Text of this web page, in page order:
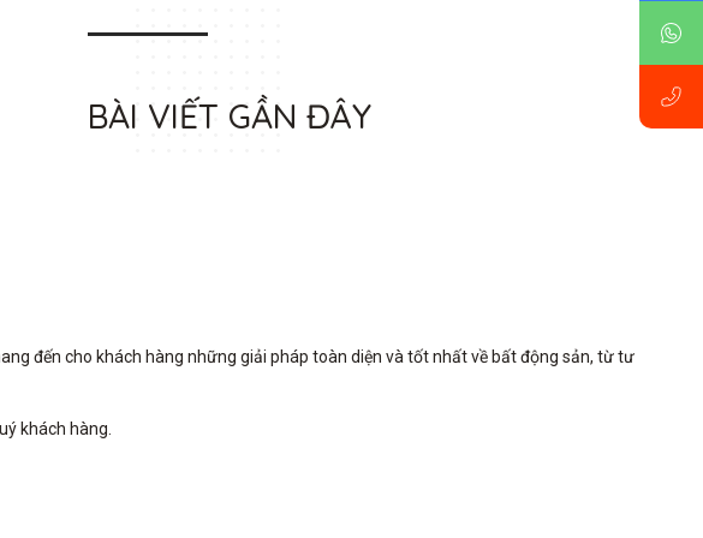
BÀI VIẾT GẦN ĐÂY
đến cho khách hàng những giải pháp toàn diện và tốt nhất về bất động sản, từ tư
khách hàng.